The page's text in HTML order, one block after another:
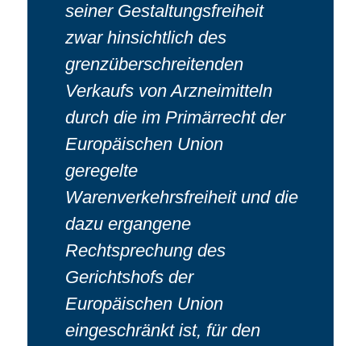
seiner Gestaltungsfreiheit
zwar hinsichtlich des
grenzüberschreitenden
Verkaufs von Arzneimitteln
durch die im Primärrecht der
Europäischen Union
geregelte
Warenverkehrsfreiheit und die
dazu ergangene
Rechtsprechung des
Gerichtshofs der
Europäischen Union
eingeschränkt ist, für den